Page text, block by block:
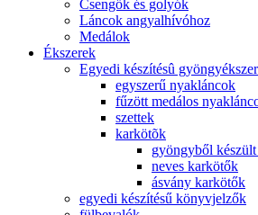
Csengők és golyók
Láncok angyalhívóhoz
Medálok
Ékszerek
Egyedi készítésû gyöngyékszer
egyszerű nyakláncok
fűzött medálos
szettek
karkötõk
gyöngyből
neves karkötők
ásvány karkötők
egyedi készítésű könyvjelzők